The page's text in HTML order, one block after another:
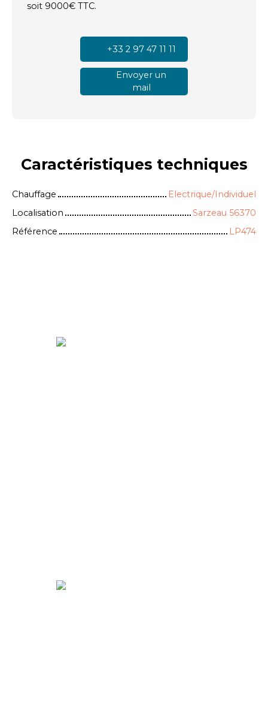
soit 9000€ TTC.
+33 2 97 47 11 11
Envoyer un
mail
Caractéristiques techniques
Chauffage
Electrique/Individuel
Localisation
Sarzeau 56370
Référence
LP474